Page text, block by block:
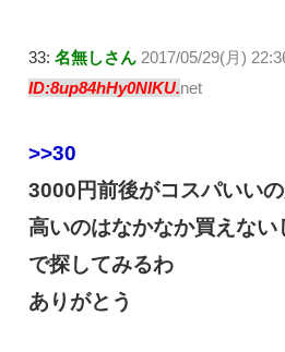
33: 名無しさん 2017/05/29(月)
ID:8up84hHy0NIKU.net
>>30
3000円前後がコスパいい
高いのはなかなか買えな
で探してみるわ
ありがとう